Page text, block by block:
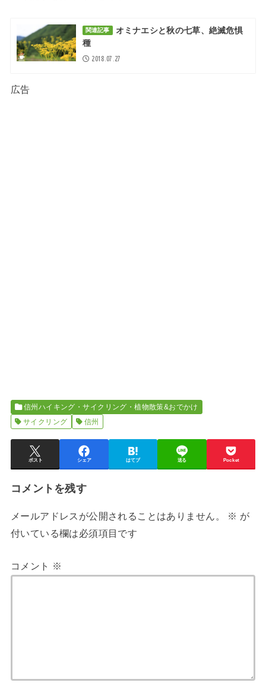
関連記事
オミナエシと秋の七草、絶滅危惧
種
2018.07.27
広告
信州ハイキング・サイクリング・植物散策&おでかけ
サイクリング
信州
ポスト シェア はてブ 送る Pocket
コメントを残す
メールアドレスが公開されることはありません。 ※ が
付いている欄は必須項目です
コメント ※